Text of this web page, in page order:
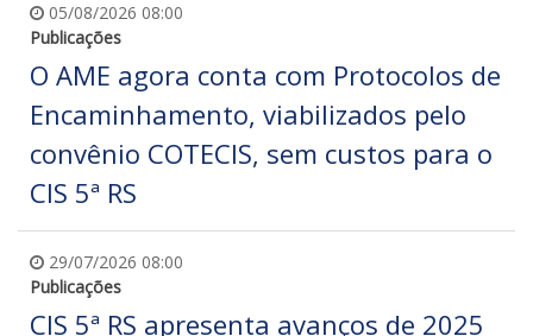
05/08/2026 08:00
Publicações
O AME agora conta com Protocolos de
Encaminhamento, viabilizados pelo
convênio COTECIS, sem custos para o
CIS 5ª RS
29/07/2026 08:00
Publicações
CIS 5ª RS apresenta avanços de 2025